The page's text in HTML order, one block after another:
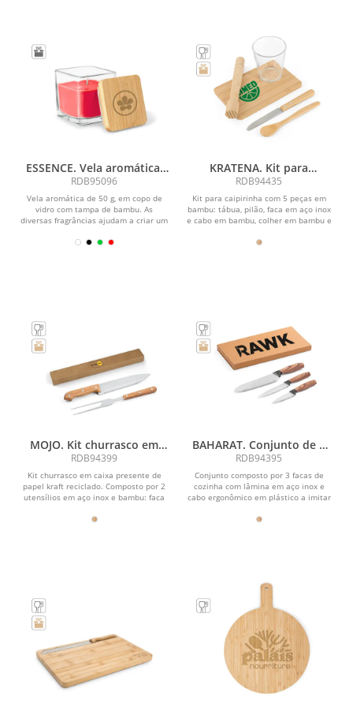
ESSENCE. Vela aromática,
de 50 g., em copo de vidro
com tampa em bambu
RDB95096
Vela aromática de 50 g, em copo de
vidro com tampa de bambu. As
diversas fragrâncias ajudam a criar um
KRATENA. Kit para
caipirinha com 5 peças em
bambu
RDB94435
Kit para caipirinha com 5 peças em
bambu: tábua, pilão, faca em aço inox
e cabo em bambu, colher em bambu e
MOJO. Kit churrasco em
caixa presente de papel
kraft reciclado com 2
utensílios em aço inox e
bambu
RDB94399
Kit churrasco em caixa presente de
papel kraft reciclado. Composto por 2
utensílios em aço inox e bambu: faca
BAHARAT. Conjunto de 3
facas de cozinha com
lâmina em aço inox e cabo
ergonómico
RDB94395
Conjunto composto por 3 facas de
cozinha com lâmina em aço inox e
cabo ergonômico em plástico a imitar